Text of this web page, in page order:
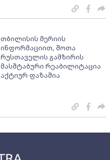
თბილისის მერიის
ინფორმაციით, შოთა
რუსთაველის გამზირის
მასშტაბური რეაბილიტაცია
აქტიურ ფაზაშია